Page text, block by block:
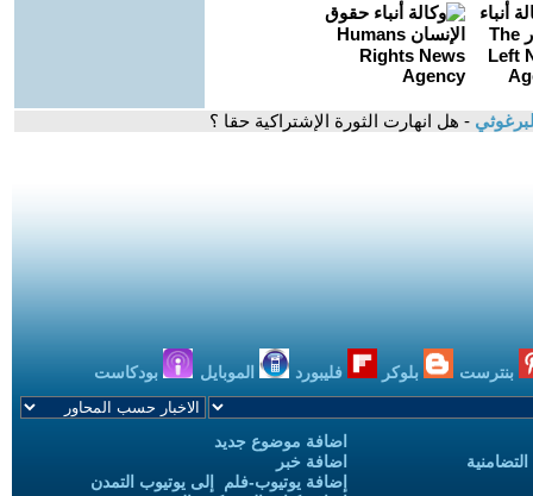
- هل انهارت الثورة الإشتراكية حقا ؟
بنترست بلوكر فليبورد الموبايل بودكاست
اضافة موضوع جديد
اضافة خبر
إضافة يوتيوب-فلم إلى يوتيوب التمدن